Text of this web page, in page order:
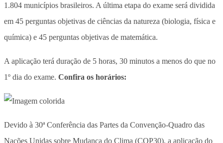
1.804 municípios brasileiros. A última etapa do exame será dividida
em 45 perguntas objetivas de ciências da natureza (biologia, física e
química) e 45 perguntas objetivas de matemática.
A aplicação terá duração de 5 horas, 30 minutos a menos do que no
1º dia do exame. Confira os horários:
Devido à 30ª Conferência das Partes da Convenção-Quadro das
Nações Unidas sobre Mudança do Clima (COP30), a aplicação do